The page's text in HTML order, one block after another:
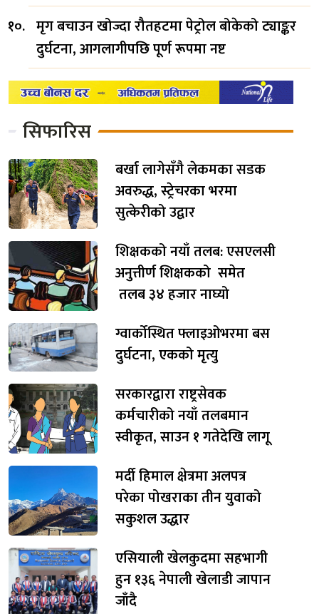
मृग बचाउन खोज्दा रौतहटमा पेट्रोल बोकेको ट्याङ्कर
दुर्घटना, आगलागीपछि पूर्ण रूपमा नष्ट
सिफारिस
बर्खा लागेसँगै लेकमका सडक
अवरुद्ध, स्ट्रेचरका भरमा
सुत्केरीको उद्वार
शिक्षकको नयाँ तलब: एसएलसी
अनुत्तीर्ण शिक्षकको समेत
तलब ३४ हजार नाघ्यो
ग्वार्कोस्थित फ्लाइओभरमा बस
दुर्घटना, एकको मृत्यु
सरकारद्वारा राष्ट्रसेवक
कर्मचारीको नयाँ तलबमान
स्वीकृत, साउन १ गतेदेखि लागू
मर्दी हिमाल क्षेत्रमा अलपत्र
परेका पोखराका तीन युवाको
सकुशल उद्धार
एसियाली खेलकुदमा सहभागी
हुन १३६ नेपाली खेलाडी जापान
जाँदै